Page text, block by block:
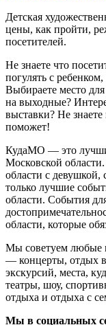
Детская
цены, как пройти,
посетителей.
Не знаете что
погулять с
Выбираете место
на выходные?
выставки? Не
поможет!
КудаМО — это
Московской
области с
только лучшие
области. События
области, которые
Мы советуем любые
— концерты, отдых в
экскурсий, места,
театры, шоу,
отдыха и отдыха с
Мы в социальных